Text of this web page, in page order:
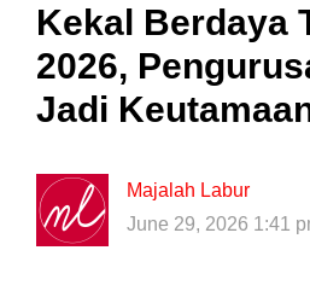
Kekal Berdaya
2026,
Jadi
Majalah Labur
June 29, 2026 1:41